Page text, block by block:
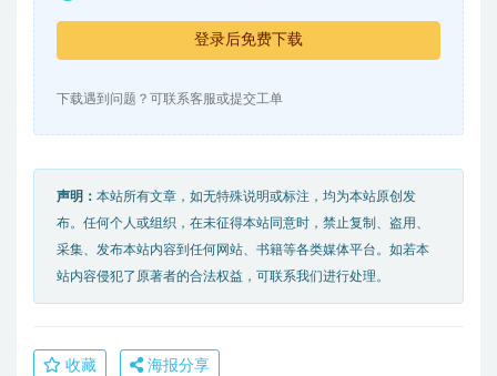
登录后免费下载
下载遇到问题？可联系客服或提交工单
声明： 本站所有文章，如无特殊说明或标注，均为本站原创发
布。任何个人或组织，在未征得本站同意时，禁止复制、盗用、
采集、发布本站内容到任何网站、书籍等各类媒体平台。如若本
站内容侵犯了原著者的合法权益，可联系我们进行处理。
收藏 海报分享